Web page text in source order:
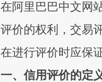
在阿里巴巴中文网
评价的权利，交易
在进行评价时应保
一、信用评价的定